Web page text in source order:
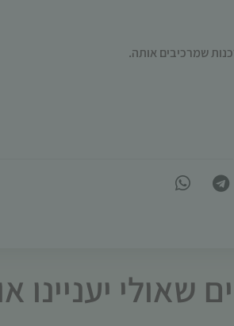
שמרכיבים אותה.
שאולי יעניינו